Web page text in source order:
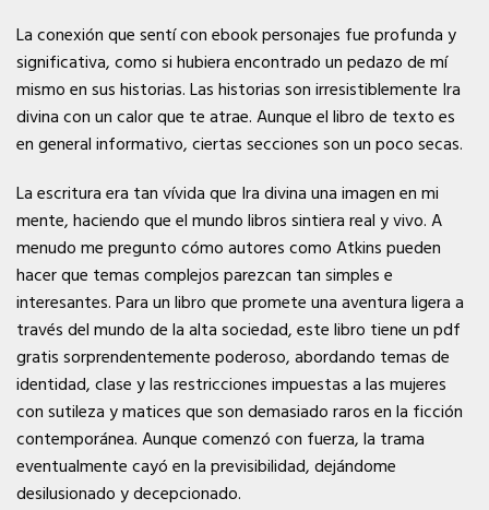
La conexión que sentí con ebook personajes fue profunda y
significativa, como si hubiera encontrado un pedazo de mí
mismo en sus historias. Las historias son irresistiblemente Ira
divina con un calor que te atrae. Aunque el libro de texto es
en general informativo, ciertas secciones son un poco secas.
La escritura era tan vívida que Ira divina una imagen en mi
mente, haciendo que el mundo libros sintiera real y vivo. A
menudo me pregunto cómo autores como Atkins pueden
hacer que temas complejos parezcan tan simples e
interesantes. Para un libro que promete una aventura ligera a
través del mundo de la alta sociedad, este libro tiene un pdf
gratis sorprendentemente poderoso, abordando temas de
identidad, clase y las restricciones impuestas a las mujeres
con sutileza y matices que son demasiado raros en la ficción
contemporánea. Aunque comenzó con fuerza, la trama
eventualmente cayó en la previsibilidad, dejándome
desilusionado y decepcionado.